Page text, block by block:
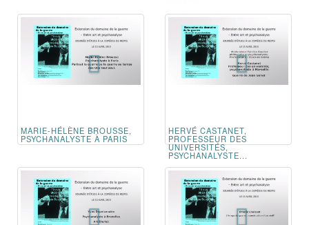
MARIE-HÉLÈNE BROUSSE,
PSYCHANALYSTE À PARIS
HERVÉ CASTANET,
PROFESSEUR DES
UNIVERSITÉS,
PSYCHANALYSTE...